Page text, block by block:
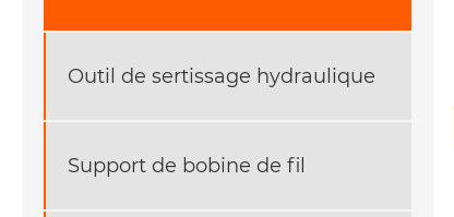
Outil de sertissage hydraulique
Support de bobine de fil